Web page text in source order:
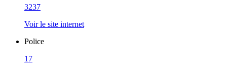
3237
Voir le site internet
Police
17